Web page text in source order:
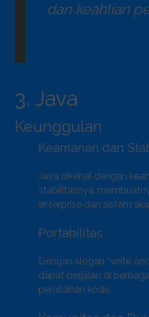
dan keahlian
3. Java
Keunggulan
Keamanan dan
Java dikenal dengan
stabilitasnya,
enterprise dan sistem
Portabilitas
Dengan slogan “write
dapat berjalan di
perubahan kode.